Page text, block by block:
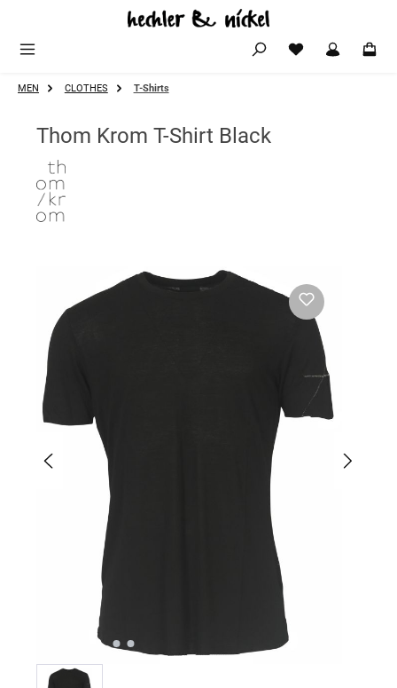
Zum Hauptinhalt springen
MEN CLOTHES T-Shirts
Thom Krom T-Shirt Black